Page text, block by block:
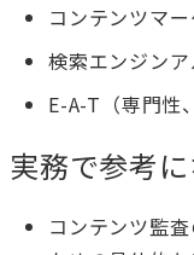
コンテンツマ
検索エンジン
E-A-T（専門性
実務で参考
コンテンツ監